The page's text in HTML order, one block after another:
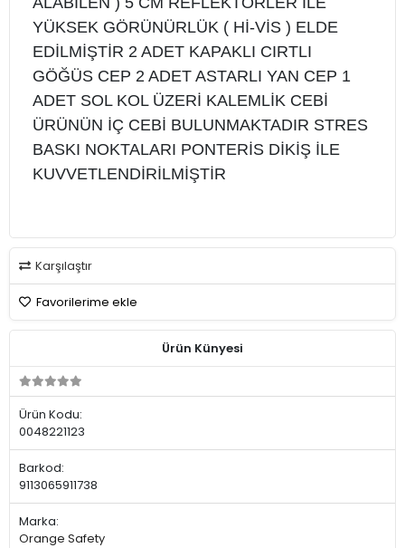
YÜKSEK GÖRÜNÜRLÜK ( Hİ-VİS ) ELDE
EDİLMİŞTİR 2 ADET KAPAKLI CIRTLI
GÖĞÜS CEP 2 ADET ASTARLI YAN CEP 1
ADET SOL KOL ÜZERİ KALEMLİK CEBİ
ÜRÜNÜN İÇ CEBİ BULUNMAKTADIR STRES
BASKI NOKTALARI PONTERİS DİKİŞ İLE
KUVVETLENDİRİLMİŞTİR
Karşılaştır
Favorilerime ekle
Ürün Künyesi
Ürün Kodu:
0048221123
Barkod:
9113065911738
Marka:
Orange Safety